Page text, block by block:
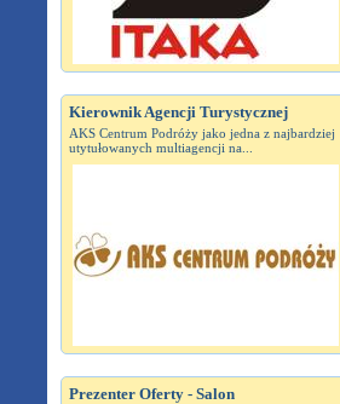
Kierownik Agencji Turystycznej
AKS Centrum Podróży jako jedna z najbardziej
utytułowanych multiagencji na...
Prezenter Oferty - Salon